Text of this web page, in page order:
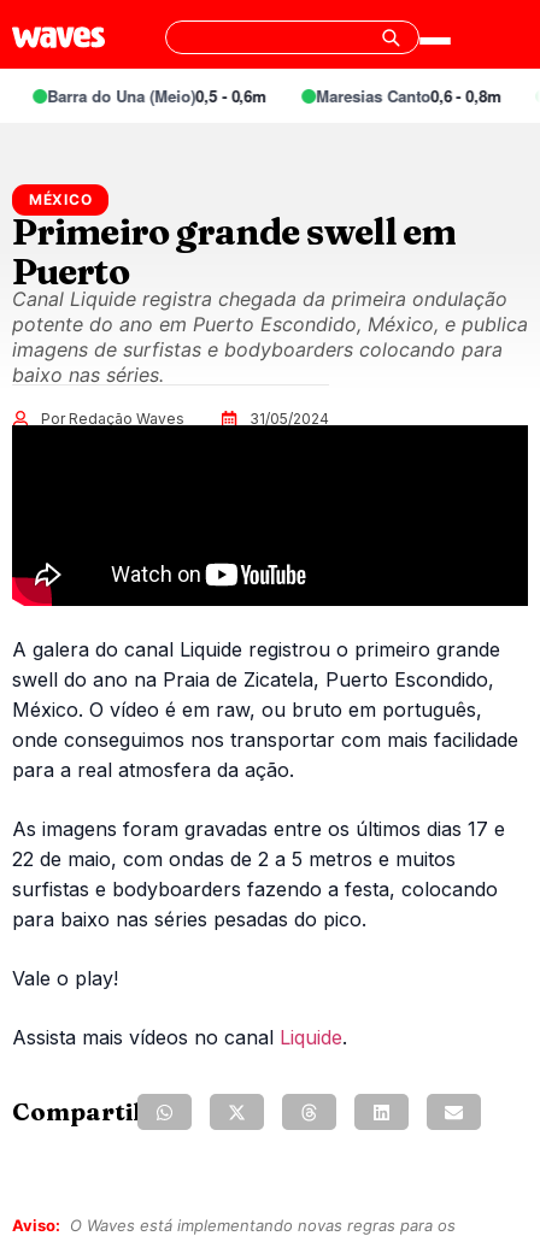
Barra do Una (Meio)0,5 - 0,6m Maresias Canto0,6 - 0,8m
MÉXICO
Primeiro grande swell em
Puerto
Canal Liquide registra chegada da primeira ondulação
potente do ano em Puerto Escondido, México, e publica
imagens de surfistas e bodyboarders colocando para
baixo nas séries.
Por Redação Waves 31/05/2024
A galera do canal Liquide registrou o primeiro grande
swell do ano na Praia de Zicatela, Puerto Escondido,
México. O vídeo é em raw, ou bruto em português,
onde conseguimos nos transportar com mais facilidade
para a real atmosfera da ação.
As imagens foram gravadas entre os últimos dias 17 e
22 de maio, com ondas de 2 a 5 metros e muitos
surfistas e bodyboarders fazendo a festa, colocando
para baixo nas séries pesadas do pico.
Vale o play!
Assista mais vídeos no canal Liquide.
Compartilhe:
Aviso:
O Waves está implementando novas regras para os